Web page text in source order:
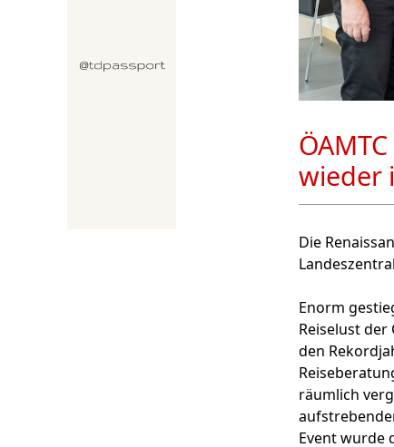
wieder
Die
Enorm
Reiselust
den
räumlich
Event wurde